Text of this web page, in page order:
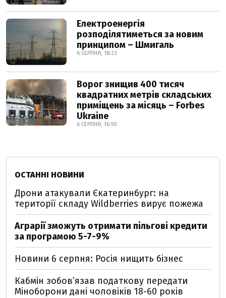
Електроенергія
розподілятиметься за новим
принципом – Шмигаль
6 СЕРПНЯ, 18:23
Ворог знищив 400 тисяч
квадратних метрів складських
приміщень за місяць – Forbes
Ukraine
6 СЕРПНЯ, 16:50
ОСТАННІ НОВИНИ
Дрони атакували Єкатеринбург: на
території складу Wildberries вирує пожежа
Аграрії зможуть отримати пільгові кредити
за програмою 5-7-9%
Новини 6 серпня: Росія нищить бізнес
Кабмін зобовʼязав податкову передати
Міноборони дані чоловіків 18-60 років